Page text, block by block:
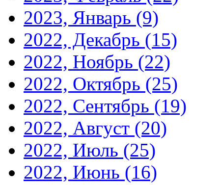
2023, Январь (9)
2022, Декабрь (15)
2022, Ноябрь (22)
2022, Октябрь (25)
2022, Сентябрь (19)
2022, Август (20)
2022, Июль (25)
2022, Июнь (16)